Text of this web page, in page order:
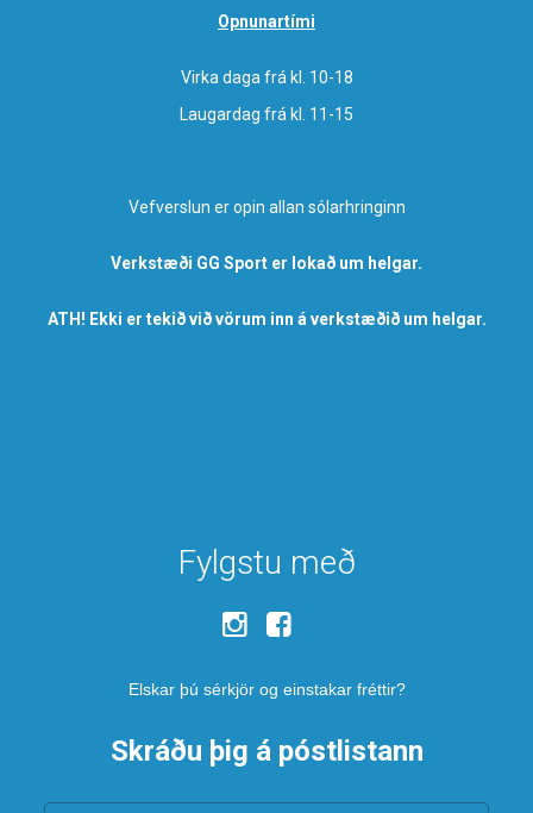
Opnunartími
Virka daga frá kl. 10-18
Laugardag frá kl. 11-15
Vefverslun er opin allan sólarhringinn
Verkstæði GG Sport er lokað um helgar.
ATH! Ekki er tekið við vörum inn á verkstæðið um helgar.
Fylgstu með
Elskar þú sérkjör og einstakar fréttir?
Skráðu þig á póstlistann